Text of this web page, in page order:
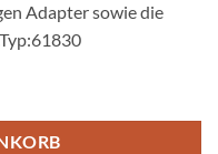
Adapter sowie die